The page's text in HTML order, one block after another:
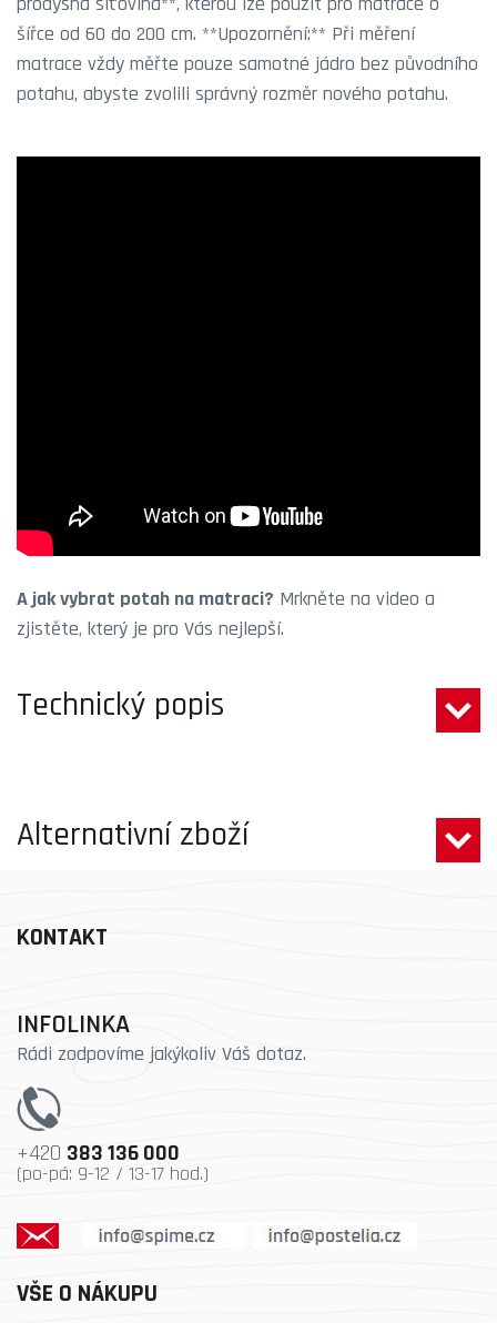
šířce od 60 do 200 cm. **Upozornění:** Při měření
matrace vždy měřte pouze samotné jádro bez původního
potahu, abyste zvolili správný rozměr nového potahu.
A jak vybrat potah na matraci? Mrkněte na video a
zjistěte, který je pro Vás nejlepší.
Technický popis
Alternativní zboží
KONTAKT
INFOLINKA
Rádi zodpovíme jakýkoliv Váš dotaz.
+420 383 136 000
(po-pá: 9-12 / 13-17 hod.)
VŠE O NÁKUPU